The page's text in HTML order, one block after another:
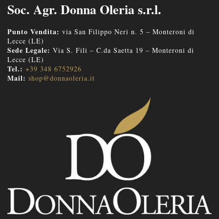
Soc. Agr. Donna Oleria s.r.l.
Punto Vendita: via San Filippo Neri n. 5 – Monteroni di
Lecce (LE)
Sede Legale: Via S. Fili – C.da Saetta 19 – Monteroni di
Lecce (LE)
Tel.: +39 348 6752926
Mail: shop@donnaoleria.it